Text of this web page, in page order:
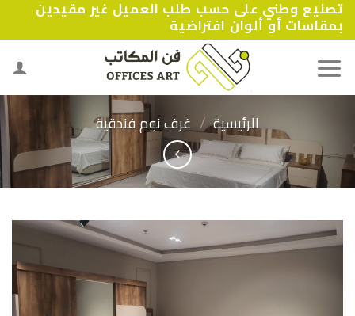
Skip
to
content
تصنيع وطني على حسب طلب العميل غير مقيدين
بمقاسات أو ألوان افتراضية
الرئيسية / غرف نوم فندقية